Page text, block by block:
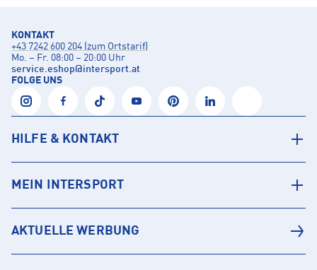
KONTAKT
+43 7242 600 204 (zum Ortstarif)
Mo. – Fr. 08:00 – 20:00 Uhr
service.eshop@intersport.at
FOLGE UNS
HILFE & KONTAKT
MEIN INTERSPORT
AKTUELLE WERBUNG